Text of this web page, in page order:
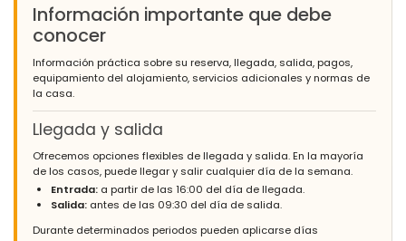
Información importante que debe
conocer
Información práctica sobre su reserva, llegada, salida, pagos,
equipamiento del alojamiento, servicios adicionales y normas de
la casa.
Llegada y salida
Ofrecemos opciones flexibles de llegada y salida. En la mayoría
de los casos, puede llegar y salir cualquier día de la semana.
Entrada: a partir de las 16:00 del día de llegada.
Salida: antes de las 09:30 del día de salida.
Durante determinados periodos pueden aplicarse días